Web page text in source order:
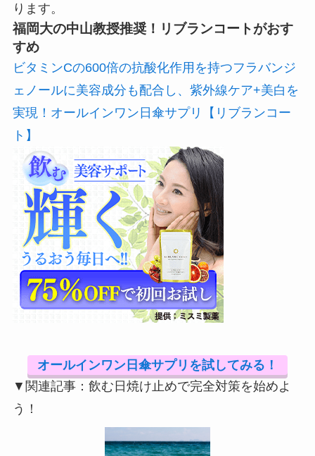
ります。
福岡大の中山教授推奨！リブランコートがおす
すめ
ビタミンCの600倍の抗酸化作用を持つフラバンジ
ェノールに美容成分も配合し、紫外線ケア+美白を
実現！オールインワン日傘サプリ【リブランコー
ト】
オールインワン日傘サプリを試してみる！
▼関連記事：飲む日焼け止めで完全対策を始めよ
う！